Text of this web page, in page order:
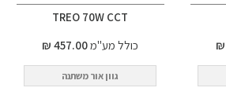
TREO 70W CCT
כולל מע"מ457.00 ₪
גוון אור משתנה